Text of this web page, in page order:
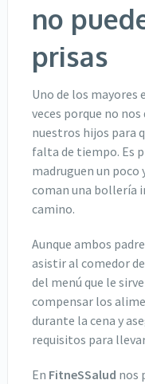
no
prisas
Uno de los mayores
veces porque no
nuestros hijos para
falta de tiempo. Es
madruguen un poco
coman una bollería
camino.
Aunque ambos
asistir al comedor
del menú que le
compensar los
durante la cena y
requisitos para
En FitneSSalud nos